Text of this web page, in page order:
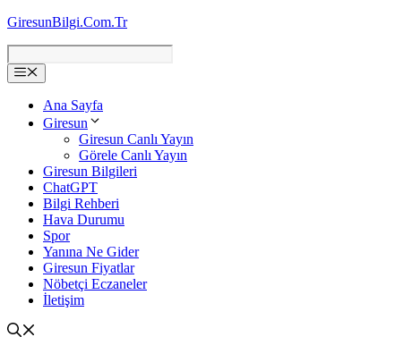
İçeriğe
GiresunBilgi.Com.Tr
Ana Sayfa
Giresun
Giresun Canlı Yayın
Görele Canlı Yayın
Giresun Bilgileri
ChatGPT
Bilgi Rehberi
Hava Durumu
Spor
Yanına Ne Gider
Giresun Fiyatlar
Nöbetçi Eczaneler
İletişim